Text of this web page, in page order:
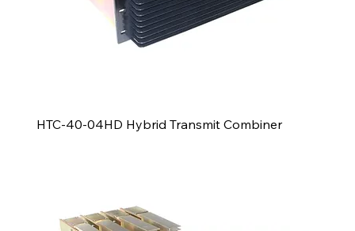
HTC-40-04HD Hybrid Transmit Combiner